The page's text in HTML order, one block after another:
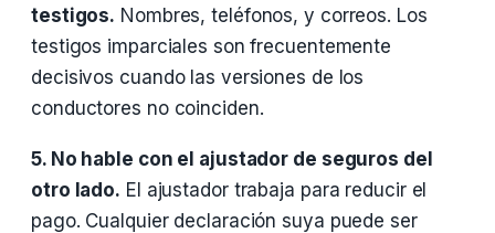
testigos. Nombres, teléfonos, y correos. Los
testigos imparciales son frecuentemente
decisivos cuando las versiones de los
conductores no coinciden.
5. No hable con el ajustador de seguros del
otro lado. El ajustador trabaja para reducir el
pago. Cualquier declaración suya puede ser